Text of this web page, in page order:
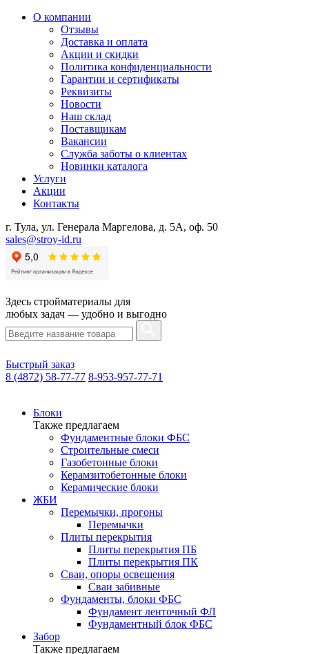
О компании
Отзывы
Доставка и оплата
Акции и скидки
Политика конфиденциальности
Гарантии и сертификаты
Реквизиты
Новости
Наш склад
Поставщикам
Вакансии
Служба заботы о клиентах
Новинки каталога
Услуги
Акции
Контакты
г. Тула, ул. Генерала Маргелова, д. 5А, оф. 50
sales@stroy-id.ru
Здесь стройматериалы для
любых задач — удобно и выгодно
Быстрый заказ
8 (4872) 58-77-77 8-953-957-77-71
Блоки
Также предлагаем
Фундаментные блоки ФБС
Строительные смеси
Газобетонные блоки
Керамзитобетонные блоки
Керамические блоки
ЖБИ
Перемычки, прогоны
Перемычки
Плиты перекрытия
Плиты перекрытия ПБ
Плиты перекрытия ПК
Сваи, опоры освещения
Сваи забивные
Фундаменты, блоки ФБС
Фундамент ленточный ФЛ
Фундаментный блок ФБС
Забор
Также предлагаем